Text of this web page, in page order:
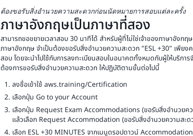
ต้องขอรับสิ่งอำนวยความสะดวกก่อนนัดหมายการสอบแต่ละครั้ง
ภาษาอังกฤษเป็นภาษาที่สอง
สามารถขอขยายเวลาสอบ 30 นาทีได้ สำหรับผู้ที่ไม่ใช่เจ้าของภาษาอังก
ภาษาอังกฤษ จำเป็นต้องขอรับสิ่งอำนวยความสะดวก "ESL +30" เพียง
สอบ โดยจะนำไปใช้กับการลงทะเบียนสอบในอนาคตทั้งหมดกับผู้ให้บริกา
ต้องการขอรับสิ่งอำนวยความสะดวก ให้ปฏิบัติตามขั้นต่อไปนี้
ลงชื่อเข้าใช้ aws.training/Certification
เลือกปุ่ม Go to your Account
เลือกปุ่ม Request Exam Accommodations (ขอรับสิ่งอำนวยคว
แล้วเลือก Request Accommodation (ขอรับสิ่งอำนวยความสะด
เลือก ESL +30 MINUTES จากเมนูดรอปดาวน์